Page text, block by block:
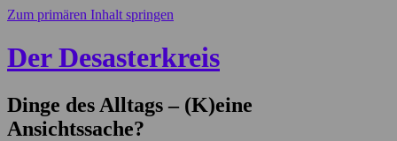
Zum primären Inhalt springen
Der Desasterkreis
Dinge des Alltags – (K)eine
Ansichtssache?